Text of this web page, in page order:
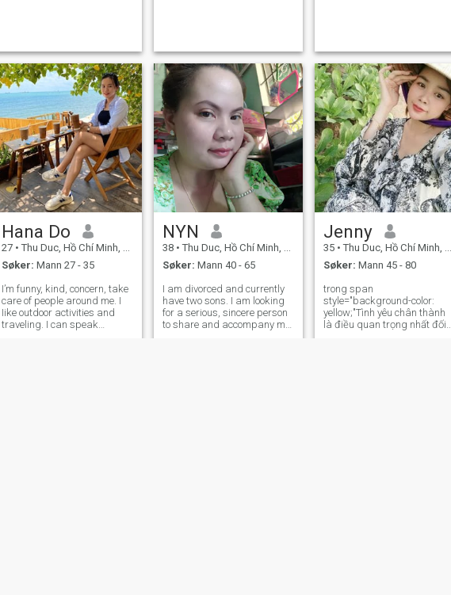
cuộc đời còn lại.Những bạn
nào có ý định
Huong, I am 33 years old. I
am a
trong cuộc sống , cùng nhau
cố gắng làm việc và trân t
Hana Do
27 • Thu Duc, Hồ Chí Minh, Vietnam
Søker: Mann 27 - 35
I’m funny, kind, concern, take
care of people around me. I
Iike outdoor activities and
traveling. I can speak
NYN
38 • Thu Duc, Hồ Chí Minh, Vietnam
Søker: Mann 40 - 65
I am divorced and currently
have two sons. I am looking
for a serious, sincere person
to share and accompany me
Jenny
35 • Thu Duc, Hồ Chí Minh, Vietnam
Søker: Mann 45 - 80
trong span
style="background-color:
yellow;"Tình yêu chân thành
là điều quan trọng nhất đối